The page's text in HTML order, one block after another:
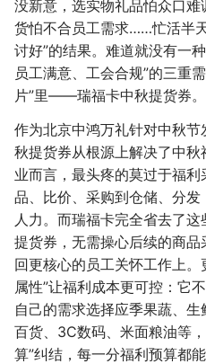
没新意，选实物礼品怕众口
货怕不合员工需求……忙活半
讨好”的结果。难道就没有一
员工满意、工会合规”的三重
片”里——瑞福卡中秋提货券。
作为北京中鸿万礼针对中秋
秋提货券从根源上解决了中秋
业而言，最头疼的莫过于福利
品、比价、采购到仓储、分
人力。而瑞福卡完全省去了
提货券，无需操心后续的商
回更核心的员工关怀工作上
属性”让福利成本更可控：它
自己的需求选择应季果蔬、
百货、3C数码、米面粮油等
算”纠结，每一分福利预算都